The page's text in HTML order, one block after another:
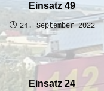
Einsatz 49
24. September 2022
Einsatz 24